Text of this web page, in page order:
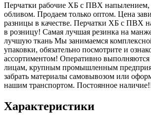
Перчатки рабочие ХБ с ПВХ напылением,
обливом. Продаем только оптом. Цена
разницы в качестве. Перчатки ХБ с ПВХ
в розницу! Самая лучшая резинка на
лучшую ткань Мы занимаемся
упаковки, обязательно посмотрите и
ассортиментом! Оперативно выполняются
лицам, крупным промышленным
забрать материалы самовывозом или
нашим транспортом. Постоянное
Характеристики